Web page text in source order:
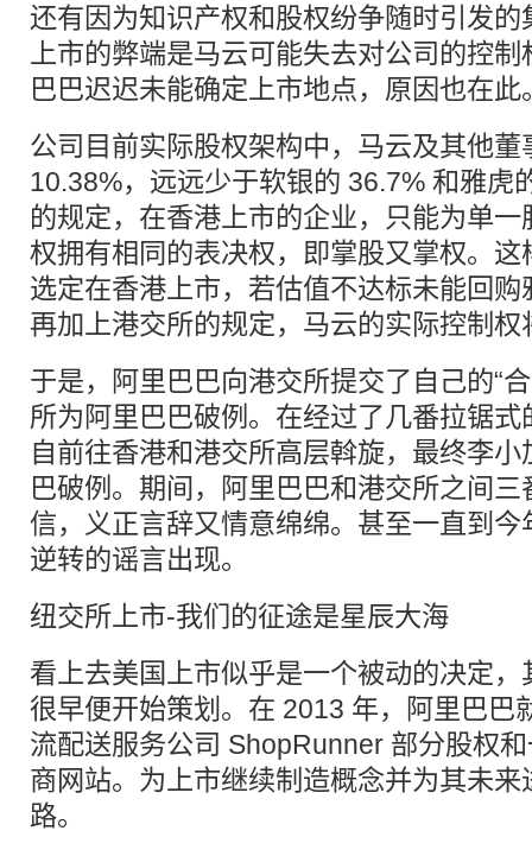
还有因为知识产权和股权纷争随时引发
上市的弊端是马云可能失去对公司的控
巴巴迟迟未能确定上市地点，原因也在此
公司目前实际股权架构中，马云及其他董
10.38%，远远少于软银的 36.7% 和雅虎
的规定，在香港上市的企业，只能为单
权拥有相同的表决权，即掌股又掌权。
选定在香港上市，若估值不达标未能回
再加上港交所的规定，马云的实际控制权
于是，阿里巴巴向港交所提交了自己的“
所为阿里巴巴破例。在经过了几番拉锯
自前往香港和港交所高层斡旋，最终李
巴破例。期间，阿里巴巴和港交所之间
信，义正言辞又情意绵绵。甚至一直到
逆转的谣言出现。
纽交所上市-我们的征途是星辰大海
看上去美国上市似乎是一个被动的决定，
很早便开始策划。在 2013 年，阿里巴巴
流配送服务公司 ShopRunner 部分股权
商网站。为上市继续制造概念并为其未
路。